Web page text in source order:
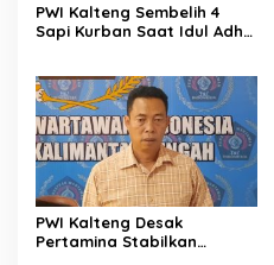
PWI Kalteng Sembelih 4
Sapi Kurban Saat Idul Adha
PWI Kalteng Desak
Pertamina Stabilkan